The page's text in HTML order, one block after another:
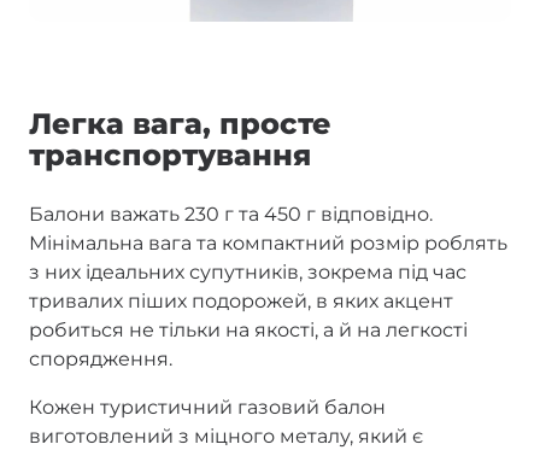
Легка вага, просте
транспортування
Балони важать 230 г та 450 г відповідно.
Мінімальна вага та компактний розмір роблять
з них ідеальних супутників, зокрема під час
тривалих піших подорожей, в яких акцент
робиться не тільки на якості, а й на легкості
спорядження.
Кожен туристичний газовий балон
виготовлений з міцного металу, який є